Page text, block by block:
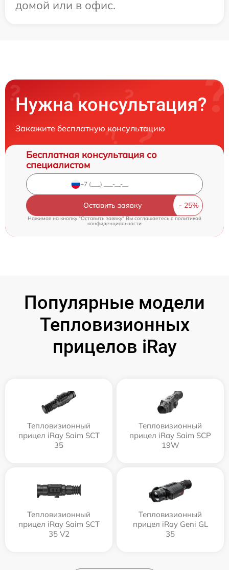
домой или в офис.
Нужна консультация?
Закажите бесплатную консультацию
Бесплатная консультация со
специалистом
Оставить заявку
Нажимая на кнопку "Оставить заявку" Вы соглашаетесь cполитикой
конфиденциальности
Популярные модели
Тепловизионных
прицелов iRay
Тепловизионный
прицел iRay Saim SCT
35
Тепловизионный
прицел iRay Saim SCP
19W
Тепловизионный
прицел iRay Saim SCT
35 V2
Тепловизионный
прицел iRay Geni GL
35